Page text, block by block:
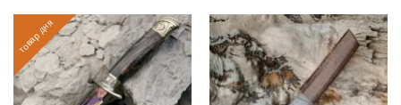
товар дня